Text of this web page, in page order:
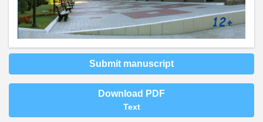
Submit manuscript
Download PDF
Text